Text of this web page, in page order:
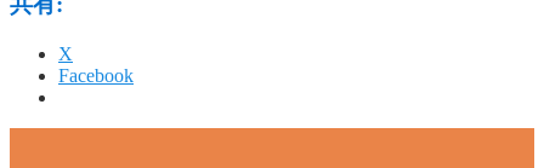
X
Facebook